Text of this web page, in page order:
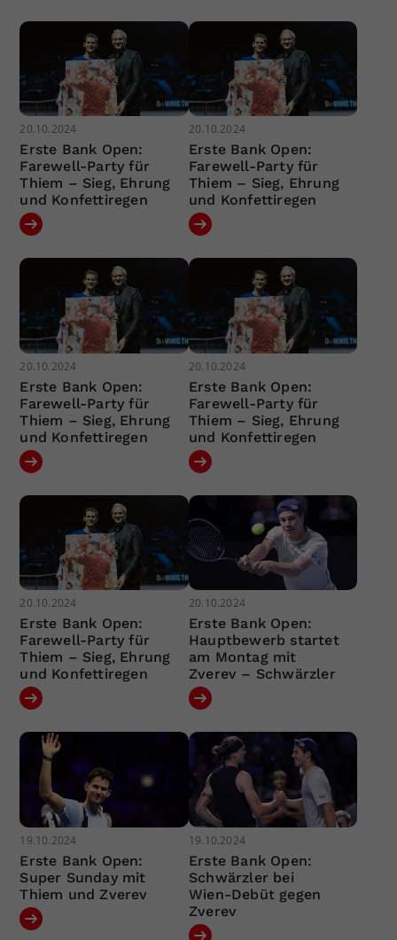
20.10.2024
Erste Bank Open:
Farewell-Party für
Thiem – Sieg, Ehrung
und Konfettiregen
20.10.2024
Erste Bank Open:
Farewell-Party für
Thiem – Sieg, Ehrung
und Konfettiregen
20.10.2024
Erste Bank Open:
Farewell-Party für
Thiem – Sieg, Ehrung
und Konfettiregen
20.10.2024
Erste Bank Open:
Farewell-Party für
Thiem – Sieg, Ehrung
und Konfettiregen
20.10.2024
Erste Bank Open:
Farewell-Party für
Thiem – Sieg, Ehrung
und Konfettiregen
20.10.2024
Erste Bank Open:
Hauptbewerb startet
am Montag mit
Zverev – Schwärzler
19.10.2024
Erste Bank Open:
Super Sunday mit
Thiem und Zverev
19.10.2024
Erste Bank Open:
Schwärzler bei
Wien-Debüt gegen
Zverev